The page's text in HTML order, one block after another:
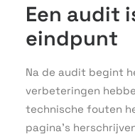
Een audit
eindpunt
Na de audit begint
verbeteringen
technische fouten
pagina’s